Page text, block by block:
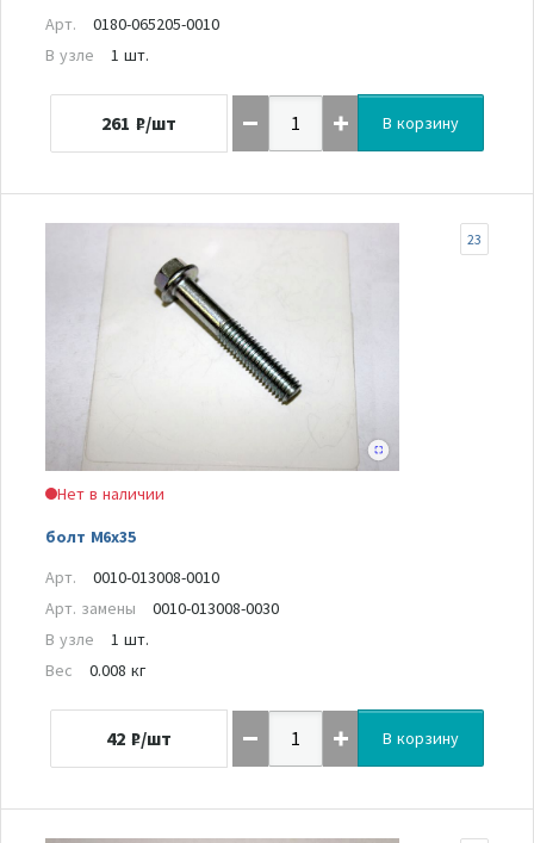
Арт.
0180-065205-0010
В узле
1 шт.
261 ₽/шт В корзину
Нет в наличии
болт M6x35
23
Арт.
0010-013008-0010
Арт. замены
0010-013008-0030
В узле
1 шт.
Вес
0.008 кг
42 ₽/шт В корзину